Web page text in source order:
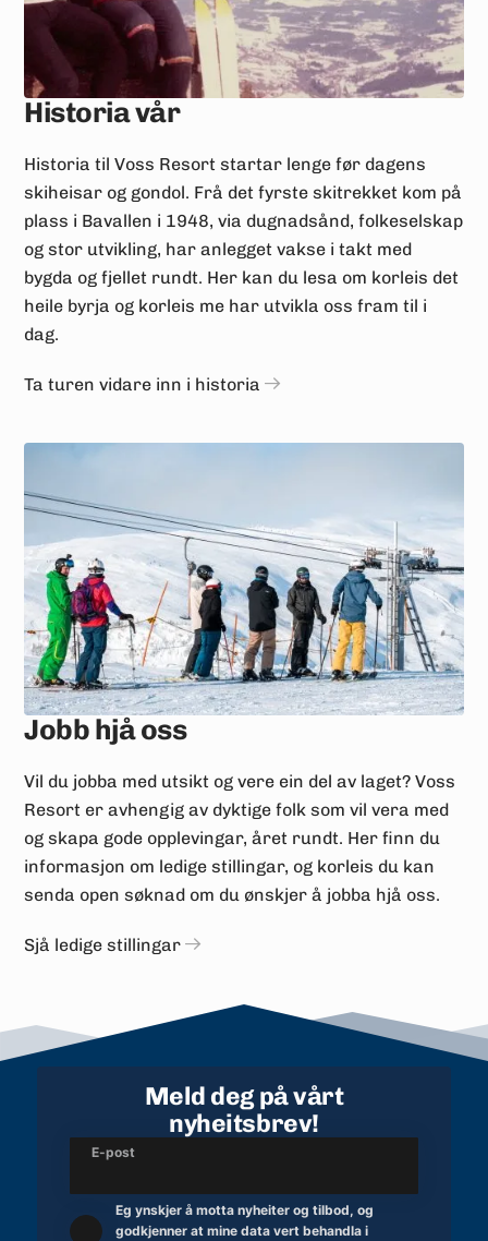
Historia vår
Historia til Voss Resort startar lenge før dagens
skiheisar og gondol. Frå det fyrste skitrekket kom på
plass i Bavallen i 1948, via dugnadsånd, folkeselskap
og stor utvikling, har anlegget vakse i takt med
bygda og fjellet rundt. Her kan du lesa om korleis det
heile byrja og korleis me har utvikla oss fram til i
dag.
Ta turen vidare inn i historia
Jobb hjå oss
Vil du jobba med utsikt og vere ein del av laget? Voss
Resort er avhengig av dyktige folk som vil vera med
og skapa gode opplevingar, året rundt. Her finn du
informasjon om ledige stillingar, og korleis du kan
senda open søknad om du ønskjer å jobba hjå oss.
Sjå ledige stillingar
Meld deg på vårt
nyheitsbrev!
E-post
Eg ynskjer å motta nyheiter og tilbod, og
godkjenner at mine data vert behandla i